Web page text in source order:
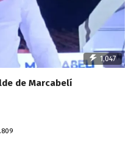
1,047
de Marcabelí